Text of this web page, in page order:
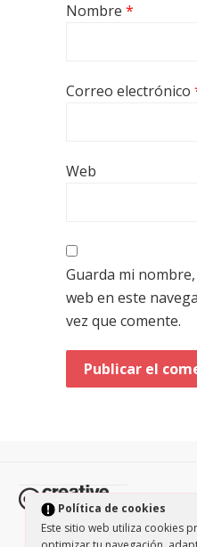
Política de cookies
Este sitio web utiliza cookies
Nombre *
Correo electrónico
Web
Guarda mi
web en este
vez que comente.
Todos los
protegidos por la licencia